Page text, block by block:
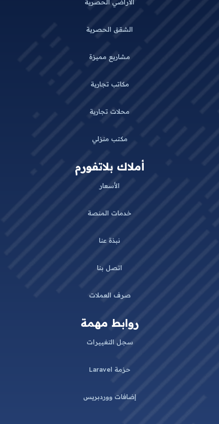
الأراضي الحصرية
الشقق الحصرية
مشاريع مميزة
مكاتب تجارية
محلات تجارية
مكتب منزلي
أملاك بلاتفورم
الأسعار
خدمات المنصة
نبذة عنا
اتصل بنا
صرف العملات
روابط مهمة
سجل التغييرات
حزمة Laravel
إضافات ووردبريس